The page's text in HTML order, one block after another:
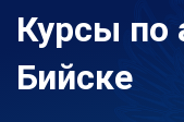
Курсы по
Бийске